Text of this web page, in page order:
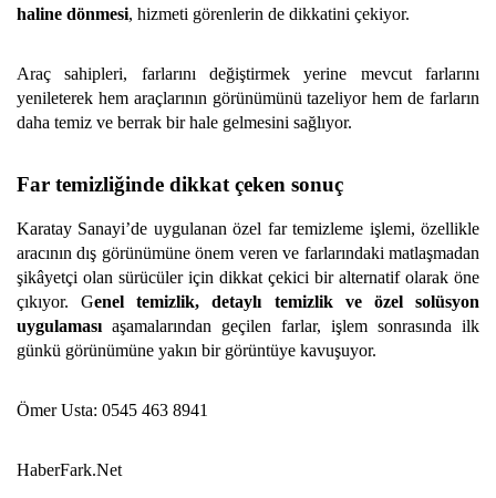
haline dönmesi, hizmeti görenlerin de dikkatini çekiyor.
Araç sahipleri, farlarını değiştirmek yerine mevcut farlarını
yenileterek hem araçlarının görünümünü tazeliyor hem de farların
daha temiz ve berrak bir hale gelmesini sağlıyor.
Far temizliğinde dikkat çeken sonuç
Karatay Sanayi’de uygulanan özel far temizleme işlemi, özellikle
aracının dış görünümüne önem veren ve farlarındaki matlaşmadan
şikâyetçi olan sürücüler için dikkat çekici bir alternatif olarak öne
çıkıyor. Genel temizlik, detaylı temizlik ve özel solüsyon
uygulaması aşamalarından geçilen farlar, işlem sonrasında ilk
günkü görünümüne yakın bir görüntüye kavuşuyor.
Ömer Usta: 0545 463 8941
HaberFark.Net